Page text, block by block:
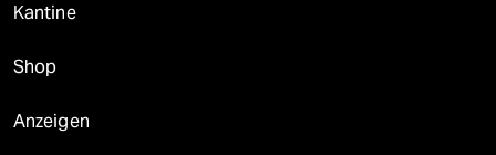
Kantine
Shop
Anzeigen